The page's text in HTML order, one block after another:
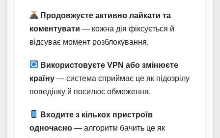
Продовжуєте активно лайкати та
коментувати — кожна дія фіксується й
відсуває момент розблокування.
Використовуєте VPN або змінюєте
країну — система сприймає це як підозрілу
поведінку й посилює обмеження.
Входите з кількох пристроїв
одночасно — алгоритм бачить це як